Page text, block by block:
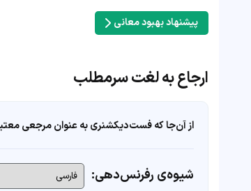
پیشنهاد بهبود معانی
ارجاع به لغت سرمطلب
از آن‌جا که فست‌دیکشنری به عنوان مرجعی
شیوه‌ی رفرنس‌دهی: